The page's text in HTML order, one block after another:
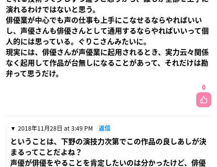
演れるわけではないと思う。
俳優業が中心でも声の仕事も上手にこなせるならやればいい
し、声優さんも俳優さんとして通用するならやればいいって個
人的には思っている。ぐりこさんみたいに。
現実には、俳優さんが声優業に起用されるとき、実力云々関係
なく起用して作品が台無しになることがあって、それだけは勘
弁って思うだけ。
0
2018年11月28日 at 3:49 PM 返信
ということは、下野の演技力次第でこの作品の良しあしが決
まるってことだよね？
声優が俳優をやることを肯定したいのは分かったけど、俳優